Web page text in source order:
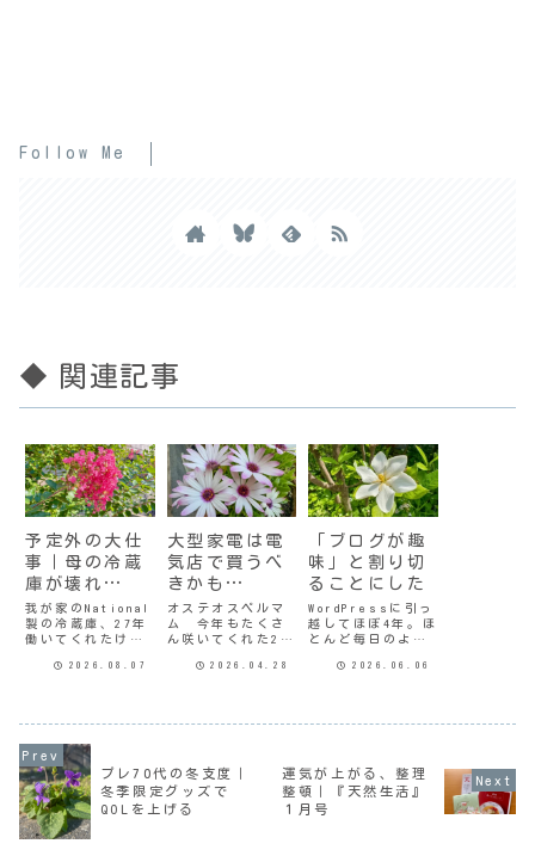
Follow Me
◆ 関連記事
予定外の大仕
事｜母の冷蔵
庫が壊れ
た！？
我が家のNational
製の冷蔵庫、27年
働いてくれたけど
のが3ヶ月あまり前
けど引き出せな
い。引き出し自体
が動かない。母の
冷蔵庫もそろそろ
17年になろうとし
てい...
2026.08.07
大型家電は電
気店で買うべ
きかも…
オステオスペルマ
ム 今年もたくさ
ん咲いてくれた25
National冷蔵庫と
置場所が2階なので
大変だった。30年
前に引っ越してき
2026.04.28
「ブログが趣
味」と割り切
ることにした
WordPressに引っ
越してほぼ4年。ほ
とんど毎日のよう
で、何を今さらっ
はないし、ブログ
村のランキングに
も参加していな
2026.06.06
プレ70代の冬支度｜
冬季限定グッズで
QOLを上げる
運気が上がる、整理
整頓｜『天然生活』
１月号